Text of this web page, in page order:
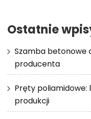
Ostatnie
Szamba betonowe
producenta
Pręty
produkcji